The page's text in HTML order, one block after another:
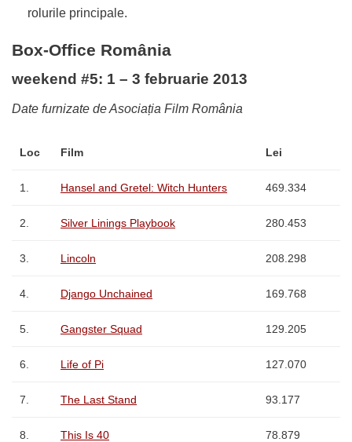
rolurile principale.
Box-Office România
weekend #5: 1 – 3 februarie 2013
Date furnizate de Asociația Film România
Loc Film Lei
1. Hansel and Gretel: Witch Hunters 469.334
2. Silver Linings Playbook 280.453
3. Lincoln 208.298
4. Django Unchained 169.768
5. Gangster Squad 129.205
6. Life of Pi 127.070
7. The Last Stand 93.177
8. This Is 40 78.879